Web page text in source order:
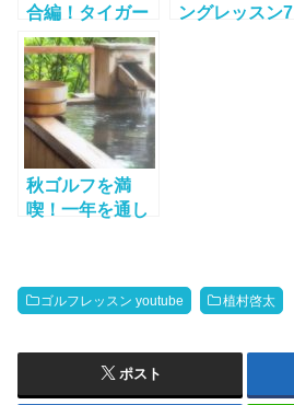
合編！タイガー
ウッズや松山英
樹が人気！
ングレッスン7
秋ゴルフを満
喫！一年を通し
ゴルフレッスン youtube 植村啓太
ポスト